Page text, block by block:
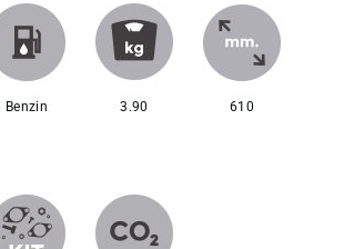
Benzin 3.90 610